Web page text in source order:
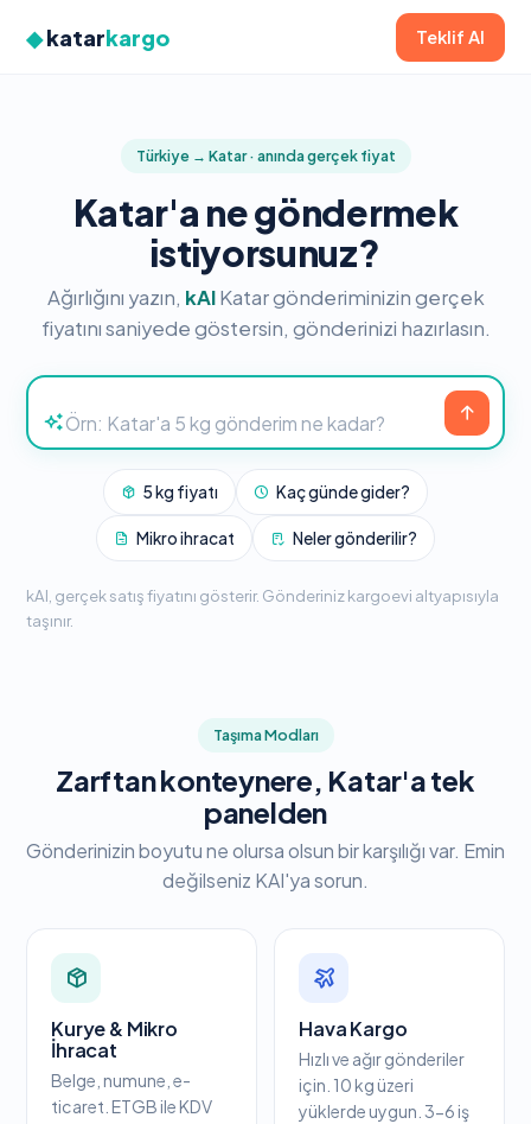
◆katarkargo Teklif Al
Türkiye → Katar · anında gerçek fiyat
Katar'a ne göndermek
istiyorsunuz?
Ağırlığını yazın, kAIKatar gönderiminizin gerçek
fiyatını saniyede göstersin, gönderinizi hazırlasın.
5 kg fiyatı Kaç günde gider?
Mikro ihracat Neler gönderilir?
kAI, gerçek satış fiyatını gösterir. Gönderiniz kargoevi altyapısıyla
taşınır.
Taşıma Modları
Zarftan konteynere, Katar'a tek
panelden
Gönderinizin boyutu ne olursa olsun bir karşılığı var. Emin
değilseniz KAI'ya sorun.
Kurye & Mikro
İhracat
Belge, numune, e-
ticaret. ETGB ile KDV
Hava Kargo
Hızlı ve ağır gönderiler
için. 10 kg üzeri
yüklerde uygun. 3-6 iş